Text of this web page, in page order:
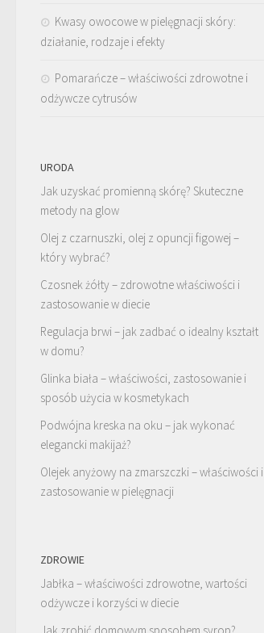
Kwasy owocowe w pielęgnacji skóry:
działanie, rodzaje i efekty
Pomarańcze – właściwości zdrowotne i
odżywcze cytrusów
URODA
Jak uzyskać promienną skórę? Skuteczne
metody na glow
Olej z czarnuszki, olej z opuncji figowej –
który wybrać?
Czosnek żółty – zdrowotne właściwości i
zastosowanie w diecie
Regulacja brwi – jak zadbać o idealny kształt
w domu?
Glinka biała – właściwości, zastosowanie i
sposób użycia w kosmetykach
Podwójna kreska na oku – jak wykonać
elegancki makijaż?
Olejek anyżowy na zmarszczki – właściwości i
zastosowanie w pielęgnacji
ZDROWIE
Jabłka – właściwości zdrowotne, wartości
odżywcze i korzyści w diecie